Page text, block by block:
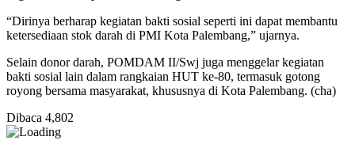
“Dirinya berharap kegiatan bakti sosial seperti ini dapat membantu
ketersediaan stok darah di PMI Kota Palembang,” ujarnya.
Selain donor darah, POMDAM II/Swj juga menggelar kegiatan
bakti sosial lain dalam rangkaian HUT ke-80, termasuk gotong
royong bersama masyarakat, khususnya di Kota Palembang. (cha)
Dibaca 4,802